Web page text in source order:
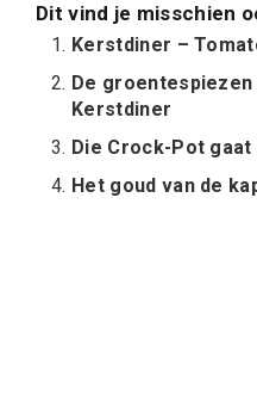
Dit vind je misschien
Kerstdiner –
De
Kerstdiner
Die Crock-Pot gaat
Het goud van de